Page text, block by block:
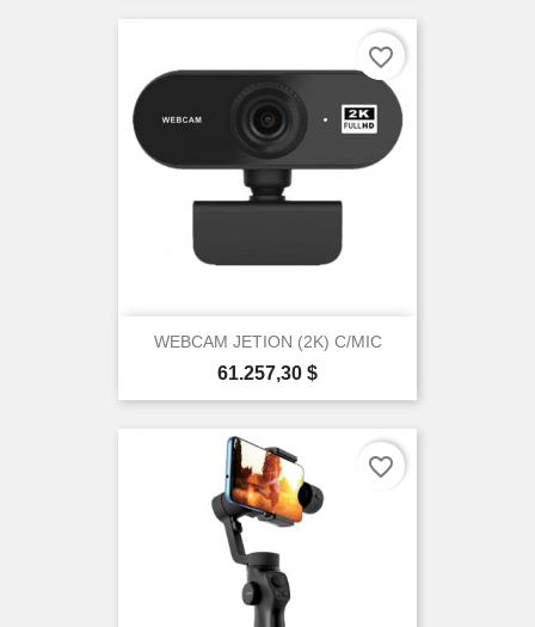
WEBCAM JETION (2K) C/MIC
Precio
61.257,30 $
favorite_border
favorite_border